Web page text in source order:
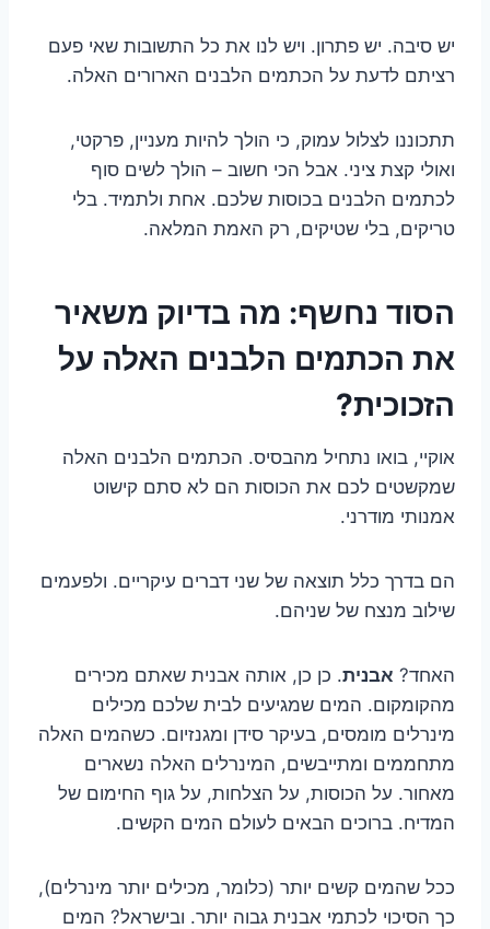
יש סיבה. יש פתרון. ויש לנו את כל התשובות שאי פעם
רציתם לדעת על הכתמים הלבנים הארורים האלה.
תתכוננו לצלול עמוק, כי הולך להיות מעניין, פרקטי,
ואולי קצת ציני. אבל הכי חשוב – הולך לשים סוף
לכתמים הלבנים בכוסות שלכם. אחת ולתמיד. בלי
טריקים, בלי שטיקים, רק האמת המלאה.
הסוד נחשף: מה בדיוק משאיר
את הכתמים הלבנים האלה על
הזכוכית?
אוקיי, בואו נתחיל מהבסיס. הכתמים הלבנים האלה
שמקשטים לכם את הכוסות הם לא סתם קישוט
אמנותי מודרני.
הם בדרך כלל תוצאה של שני דברים עיקריים. ולפעמים
שילוב מנצח של שניהם.
האחד? אבנית. כן כן, אותה אבנית שאתם מכירים
מהקומקום. המים שמגיעים לבית שלכם מכילים
מינרלים מומסים, בעיקר סידן ומגנזיום. כשהמים האלה
מתחממים ומתייבשים, המינרלים האלה נשארים
מאחור. על הכוסות, על הצלחות, על גוף החימום של
המדיח. ברוכים הבאים לעולם המים הקשים.
ככל שהמים קשים יותר (כלומר, מכילים יותר מינרלים),
כך הסיכוי לכתמי אבנית גבוה יותר. ובישראל? המים